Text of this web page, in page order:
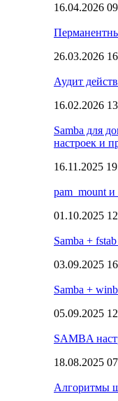
16.04.2026
26.03.2026
Аудит
16.02.2026
Samba для
настроек и
16.11.2025
pam_mount и
01.10.2025
Samba +
03.09.2025
Samba +
05.09.2025
SAMBA
18.08.2025
Алгоритмы